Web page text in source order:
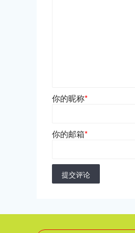
你的昵称*
你的邮箱*
提交评论